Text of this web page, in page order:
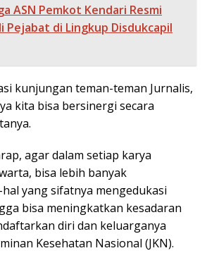
ASN Pemkot Kendari Resmi
Pejabat di Lingkup Disdukcapil
kunjungan teman-teman Jurnalis,
kita bisa bersinergi secara
agar dalam setiap karya
bisa lebih banyak
yang sifatnya mengedukasi
bisa meningkatkan kesadaran
diri dan keluarganya
Kesehatan Nasional (JKN).